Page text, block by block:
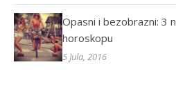
Opasni i bezobrazni: 3
horoskopu
5 Jula, 2016